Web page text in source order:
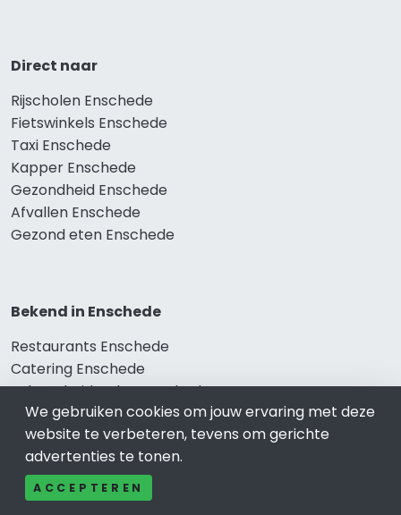
Direct naar
Rijscholen Enschede
Fietswinkels Enschede
Taxi Enschede
Kapper Enschede
Gezondheid Enschede
Afvallen Enschede
Gezond eten Enschede
Bekend in Enschede
Restaurants Enschede
Catering Enschede
Schoonheidssalon Enschede
Tandartspraktijken Enschede
Loodgieters Enschede
Stukadoorsbedrijf Enschede
Verhuisbedrijf Enschede
We gebruiken cookies om jouw ervaring met deze
website te verbeteren, tevens om gerichte
advertenties te tonen.
ACCEPTEREN